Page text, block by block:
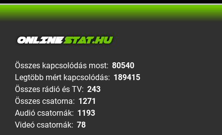
ONLINESTAT.HU
Összes kapcsolódás most: 80540
Legtöbb mért kapcsolódás: 189415
Összes rádió és TV: 243
Összes csatorna: 1271
Audió csatornák: 1193
Videó csatornák: 78